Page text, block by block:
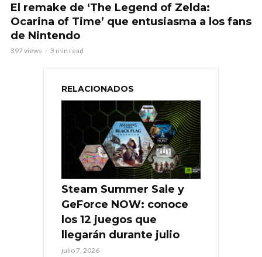
El remake de ‘The Legend of Zelda:
Ocarina of Time’ que entusiasma a los fans
de Nintendo
397 views 3 min read
RELACIONADOS
Steam Summer Sale y
GeForce NOW: conoce
los 12 juegos que
llegarán durante julio
julio 7, 2026